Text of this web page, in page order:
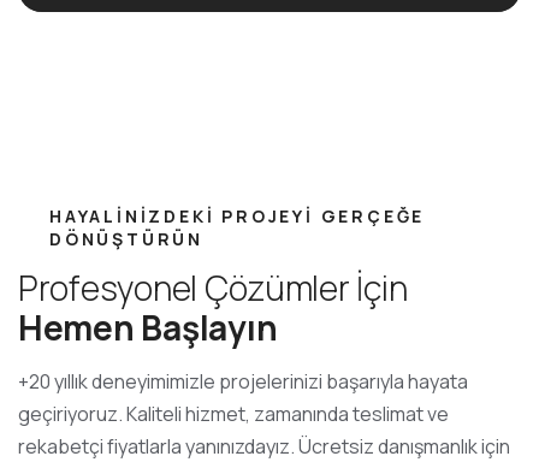
HAYALINIZDEKI PROJEYI GERÇEĞE
DÖNÜŞTÜRÜN
Profesyonel Çözümler İçin
Hemen Başlayın
+20 yıllık deneyimimizle projelerinizi başarıyla hayata
geçiriyoruz. Kaliteli hizmet, zamanında teslimat ve
rekabetçi fiyatlarla yanınızdayız. Ücretsiz danışmanlık için